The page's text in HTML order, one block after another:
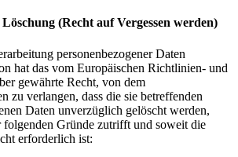
(Recht auf Vergessen werden)
personenbezogener Daten
hat das vom Europäischen Richtlinien- und
gewährte Recht, von dem
zu verlangen, dass die sie betreffenden
Daten unverzüglich gelöscht werden,
folgenden Gründe zutrifft und soweit die
erforderlich ist: